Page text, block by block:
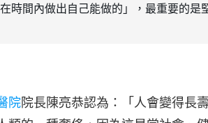
時間內做出自己能做的」，最重要的
院院長陳亮恭認為：「人會變得長